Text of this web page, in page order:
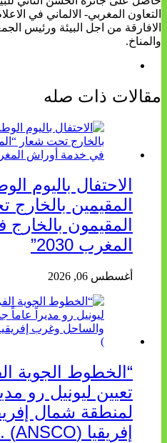
التعاون المغربي- الالماني في
الافارقة من اجل البيئة ورئيس
والمناخ.
مقالات ذات صله
الاحتفال باليوم
المقيمين
المقيمون
المغرب 2030”
أغسطس 06, 2026
“الخطوط الجوية
تعيين ليونيل رو
لمنطقة شمال
إفريقيا (ANSCO) .(بيان صحفي )